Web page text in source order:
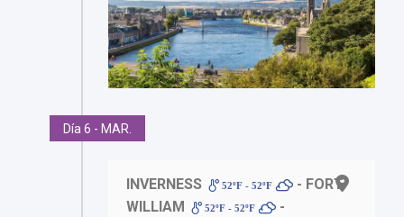
Día 6 - MAR.
INVERNESS 52ºF - 52ºF
- FORT
WILLIAM
52ºF - 52ºF
-